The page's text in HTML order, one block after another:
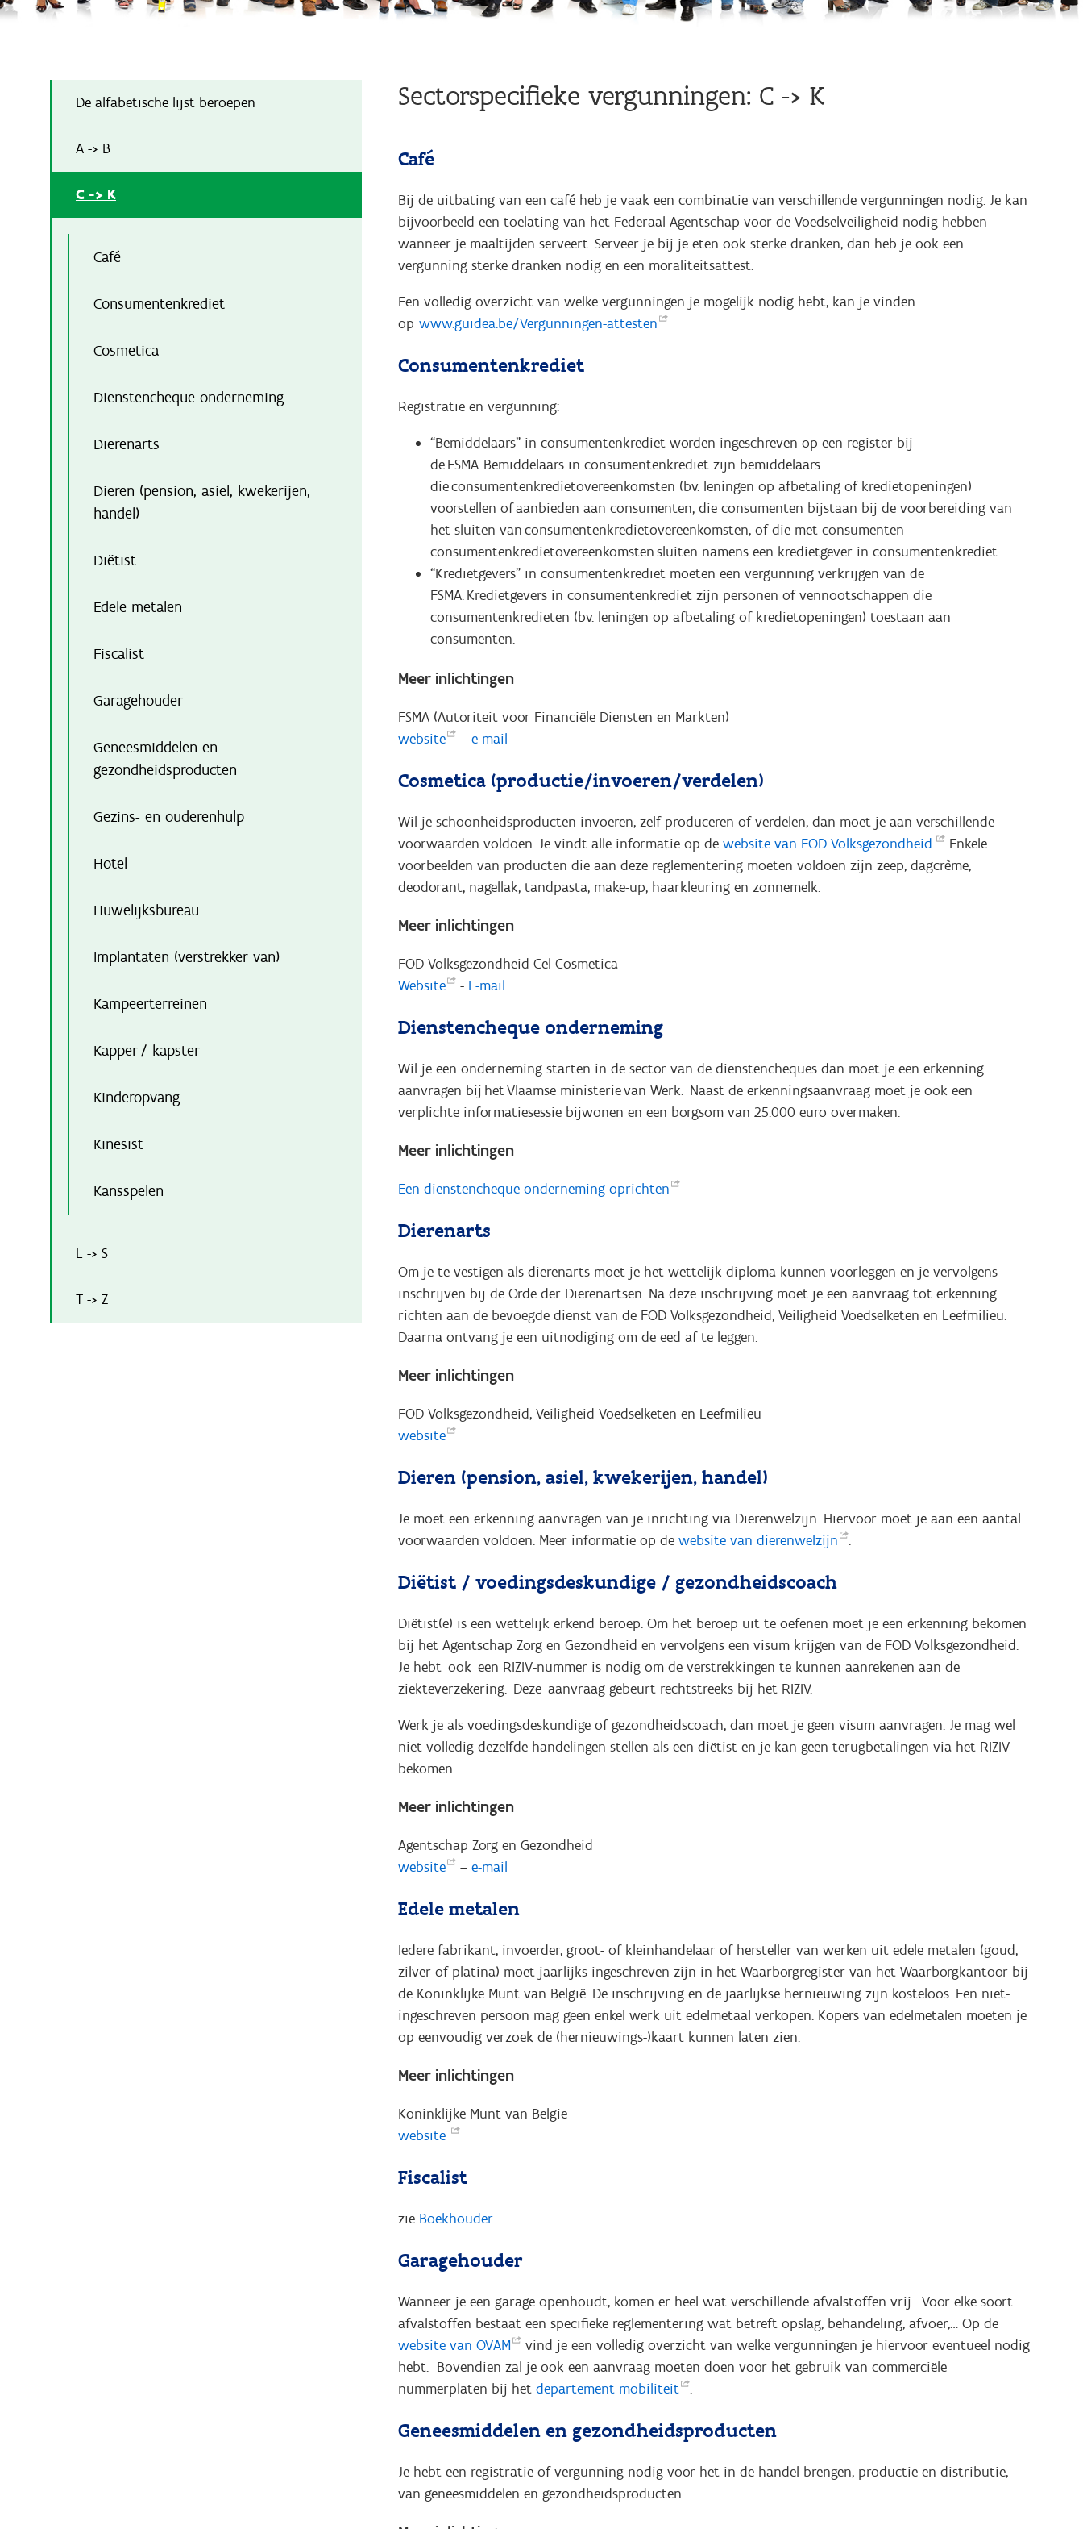
De alfabetische lijst beroepen
A -> B
C -> K
Café
Consumentenkrediet
Cosmetica
Dienstencheque onderneming
Dierenarts
Dieren (pension, asiel, kwekerijen,
handel)
Diëtist
Edele metalen
Fiscalist
Garagehouder
Geneesmiddelen en
gezondheidsproducten
Gezins- en ouderenhulp
Hotel
Huwelijksbureau
Implantaten (verstrekker van)
Kampeerterreinen
Kapper / kapster
Kinderopvang
Kinesist
Kansspelen
L -> S
T -> Z
Sectorspecifieke vergunningen: C -> K
Café
Bij de uitbating van een café heb je vaak een combinatie van verschillende vergunningen nodig. Je kan
bijvoorbeeld een toelating van het Federaal Agentschap voor de Voedselveiligheid nodig hebben
wanneer je maaltijden serveert. Serveer je bij je eten ook sterke dranken, dan heb je ook een
vergunning sterke dranken nodig en een moraliteitsattest.
Een volledig overzicht van welke vergunningen je mogelijk nodig hebt, kan je vinden
op www.guidea.be/Vergunningen-attesten
Consumentenkrediet
Registratie en vergunning:
“Bemiddelaars” in consumentenkrediet worden ingeschreven op een register bij
de FSMA. Bemiddelaars in consumentenkrediet zijn bemiddelaars
die consumentenkredietovereenkomsten (bv. leningen op afbetaling of kredietopeningen)
voorstellen of aanbieden aan consumenten, die consumenten bijstaan bij de voorbereiding van
het sluiten van consumentenkredietovereenkomsten, of die met consumenten
consumentenkredietovereenkomsten sluiten namens een kredietgever in consumentenkrediet.
“Kredietgevers” in consumentenkrediet moeten een vergunning verkrijgen van de
FSMA. Kredietgevers in consumentenkrediet zijn personen of vennootschappen die
consumentenkredieten (bv. leningen op afbetaling of kredietopeningen) toestaan aan
consumenten.
Meer inlichtingen
FSMA (Autoriteit voor Financiële Diensten en Markten)
website – e-mail
Cosmetica (productie/invoeren/verdelen)
Wil je schoonheidsproducten invoeren, zelf produceren of verdelen, dan moet je aan verschillende
voorwaarden voldoen. Je vindt alle informatie op de website van FOD Volksgezondheid. Enkele
voorbeelden van producten die aan deze reglementering moeten voldoen zijn zeep, dagcrème,
deodorant, nagellak, tandpasta, make-up, haarkleuring en zonnemelk.
Meer inlichtingen
FOD Volksgezondheid Cel Cosmetica
Website - E-mail
Dienstencheque onderneming
Wil je een onderneming starten in de sector van de dienstencheques dan moet je een erkenning
aanvragen bij het Vlaamse ministerie van Werk. Naast de erkenningsaanvraag moet je ook een
verplichte informatiesessie bijwonen en een borgsom van 25.000 euro overmaken.
Meer inlichtingen
Een dienstencheque-onderneming oprichten
Dierenarts
Om je te vestigen als dierenarts moet je het wettelijk diploma kunnen voorleggen en je vervolgens
inschrijven bij de Orde der Dierenartsen. Na deze inschrijving moet je een aanvraag tot erkenning
richten aan de bevoegde dienst van de FOD Volksgezondheid, Veiligheid Voedselketen en Leefmilieu.
Daarna ontvang je een uitnodiging om de eed af te leggen.
Meer inlichtingen
FOD Volksgezondheid, Veiligheid Voedselketen en Leefmilieu
website
Dieren (pension, asiel, kwekerijen, handel)
Je moet een erkenning aanvragen van je inrichting via Dierenwelzijn. Hiervoor moet je aan een aantal
voorwaarden voldoen. Meer informatie op de website van dierenwelzijn .
Diëtist / voedingsdeskundige / gezondheidscoach
Diëtist(e) is een wettelijk erkend beroep. Om het beroep uit te oefenen moet je een erkenning bekomen
bij het Agentschap Zorg en Gezondheid en vervolgens een visum krijgen van de FOD Volksgezondheid.
Je hebt ook een RIZIV-nummer is nodig om de verstrekkingen te kunnen aanrekenen aan de
ziekteverzekering. Deze aanvraag gebeurt rechtstreeks bij het RIZIV.
Werk je als voedingsdeskundige of gezondheidscoach, dan moet je geen visum aanvragen. Je mag wel
niet volledig dezelfde handelingen stellen als een diëtist en je kan geen terugbetalingen via het RIZIV
bekomen.
Meer inlichtingen
Agentschap Zorg en Gezondheid
website – e-mail
Edele metalen
Iedere fabrikant, invoerder, groot- of kleinhandelaar of hersteller van werken uit edele metalen (goud,
zilver of platina) moet jaarlijks ingeschreven zijn in het Waarborgregister van het Waarborgkantoor bij
de Koninklijke Munt van België. De inschrijving en de jaarlijkse hernieuwing zijn kosteloos. Een niet-
ingeschreven persoon mag geen enkel werk uit edelmetaal verkopen. Kopers van edelmetalen moeten je
op eenvoudig verzoek de (hernieuwings-)kaart kunnen laten zien.
Meer inlichtingen
Koninklijke Munt van België
website
Fiscalist
zie Boekhouder
Garagehouder
Wanneer je een garage openhoudt, komen er heel wat verschillende afvalstoffen vrij. Voor elke soort
afvalstoffen bestaat een specifieke reglementering wat betreft opslag, behandeling, afvoer,… Op de
website van OVAM vind je een volledig overzicht van welke vergunningen je hiervoor eventueel nodig
hebt. Bovendien zal je ook een aanvraag moeten doen voor het gebruik van commerciële
nummerplaten bij het departement mobiliteit .
Geneesmiddelen en gezondheidsproducten
Je hebt een registratie of vergunning nodig voor het in de handel brengen, productie en distributie,
van geneesmiddelen en gezondheidsproducten.